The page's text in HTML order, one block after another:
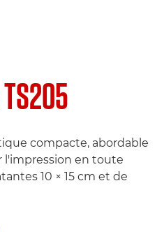
compacte, abordable
l'impression en toute
10 × 15 cm et de